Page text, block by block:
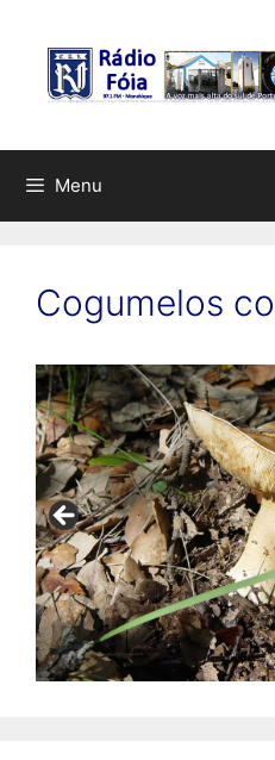
conteúdo
Menu
Cogumelos